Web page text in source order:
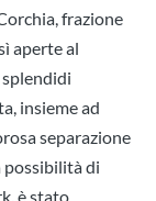
frazione
aperte al
insieme ad
separazione
possibilità di
è stato